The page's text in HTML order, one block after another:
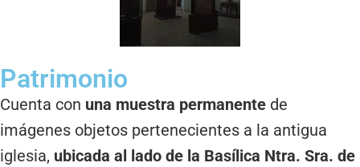
Patrimonio
Cuenta con una muestra permanente de
imágenes objetos pertenecientes a la antigua
iglesia, ubicada al lado de la Basílica Ntra. Sra. de